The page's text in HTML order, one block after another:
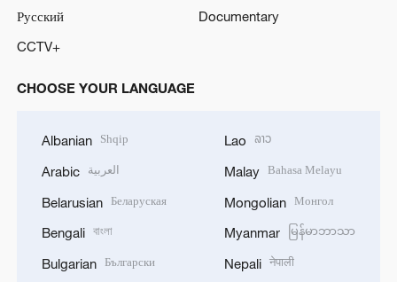
Русский
Documentary
CCTV+
CHOOSE YOUR LANGUAGE
Albanian Shqip
Arabic العربية
Belarusian Беларуская
Bengali বাংলা
Bulgarian Български
Lao ລາວ
Malay Bahasa Melayu
Mongolian Монгол
Myanmar မြန်မာဘာသာ
Nepali नेपाली